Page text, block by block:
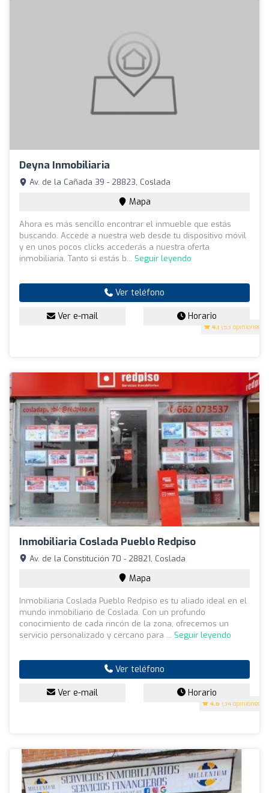
Deyna Inmobiliaria
4.1 (53 opiniones)
Av. de la Cañada 39 - 28823, Coslada
Mapa
Ahora es más sencillo encontrar el inmueble que estás
buscando. Accede a nuestra web desde tu dispositivo móvil
y en unos pocos clicks accederás a nuestra oferta
inmobiliaria. Tanto si estás b... Seguir leyendo
Ver teléfono
Ver e-mail Horario
Inmobiliaria Coslada Pueblo Redpiso
4.6 (34 opiniones)
Av. de la Constitución 70 - 28821, Coslada
Mapa
Inmobiliaria Coslada Pueblo Redpiso es tu aliado ideal en el
mundo inmobiliario de Coslada. Con un profundo
conocimiento de cada rincón de la zona, ofrecemos un
servicio personalizado y cercano para ... Seguir leyendo
Ver teléfono
Ver e-mail Horario